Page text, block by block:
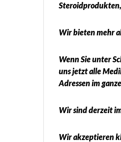
Wir bieten mehr
Wenn Sie unter
uns jetzt alle
Adressen im
Wir sind derzeit
Wir akzeptieren